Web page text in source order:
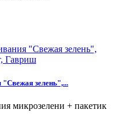
зелень",...
микрозелени + пакетик